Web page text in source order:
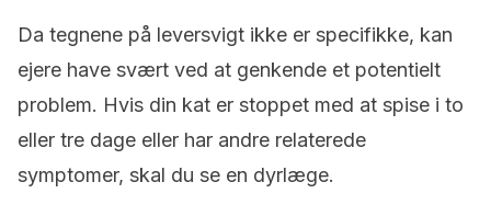
Da tegnene på leversvigt ikke er specifikke, kan
ejere have svært ved at genkende et potentielt
problem. Hvis din kat er stoppet med at spise i to
eller tre dage eller har andre relaterede
symptomer, skal du se en dyrlæge.